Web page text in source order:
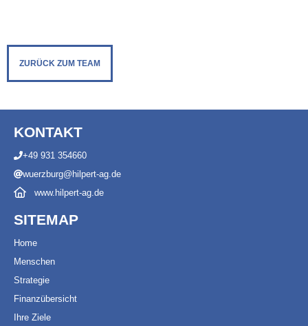
ZURÜCK ZUM TEAM
KONTAKT
+49 931 354660
wuerzburg@hilpert-ag.de
www.hilpert-ag.de
SITEMAP
Home
Menschen
Strategie
Finanzübersicht
Ihre Ziele